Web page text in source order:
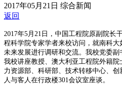
2017年05月21日 综合新闻
返回
2017年5月21日，中国工程院原副院长
程科学院专家学者来校访问，就南科
未来发展进行调研和交流。我校党委
我校讲座教授、澳大利亚工程院外籍
力资源部、科研部、技术转移中心、
人与客人在行政楼301会议室座谈。